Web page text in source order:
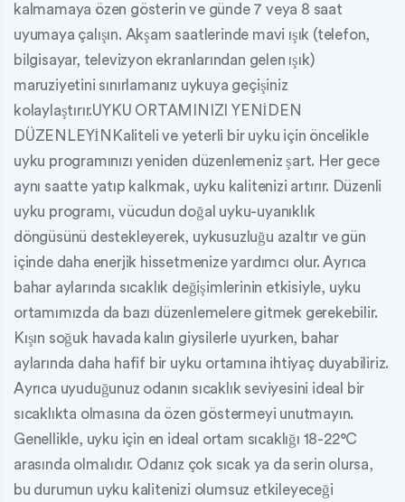
kalmamaya özen gösterin ve günde 7 veya 8 saat
uyumaya çalışın. Akşam saatlerinde mavi ışık (telefon,
bilgisayar, televizyon ekranlarından gelen ışık)
maruziyetini sınırlamanız uykuya geçişiniz
kolaylaştırır.UYKU ORTAMINIZI YENİDEN
DÜZENLEYİNKaliteli ve yeterli bir uyku için öncelikle
uyku programınızı yeniden düzenlemeniz şart. Her gece
aynı saatte yatıp kalkmak, uyku kalitenizi artırır. Düzenli
uyku programı, vücudun doğal uyku-uyanıklık
döngüsünü destekleyerek, uykusuzluğu azaltır ve gün
içinde daha enerjik hissetmenize yardımcı olur. Ayrıca
bahar aylarında sıcaklık değişimlerinin etkisiyle, uyku
ortamımızda da bazı düzenlemelere gitmek gerekebilir.
Kışın soğuk havada kalın giysilerle uyurken, bahar
aylarında daha hafif bir uyku ortamına ihtiyaç duyabiliriz.
Ayrıca uyuduğunuz odanın sıcaklık seviyesini ideal bir
sıcaklıkta olmasına da özen göstermeyi unutmayın.
Genellikle, uyku için en ideal ortam sıcaklığı 18-22°C
arasında olmalıdır. Odanız çok sıcak ya da serin olursa,
bu durumun uyku kalitenizi olumsuz etkileyeceği